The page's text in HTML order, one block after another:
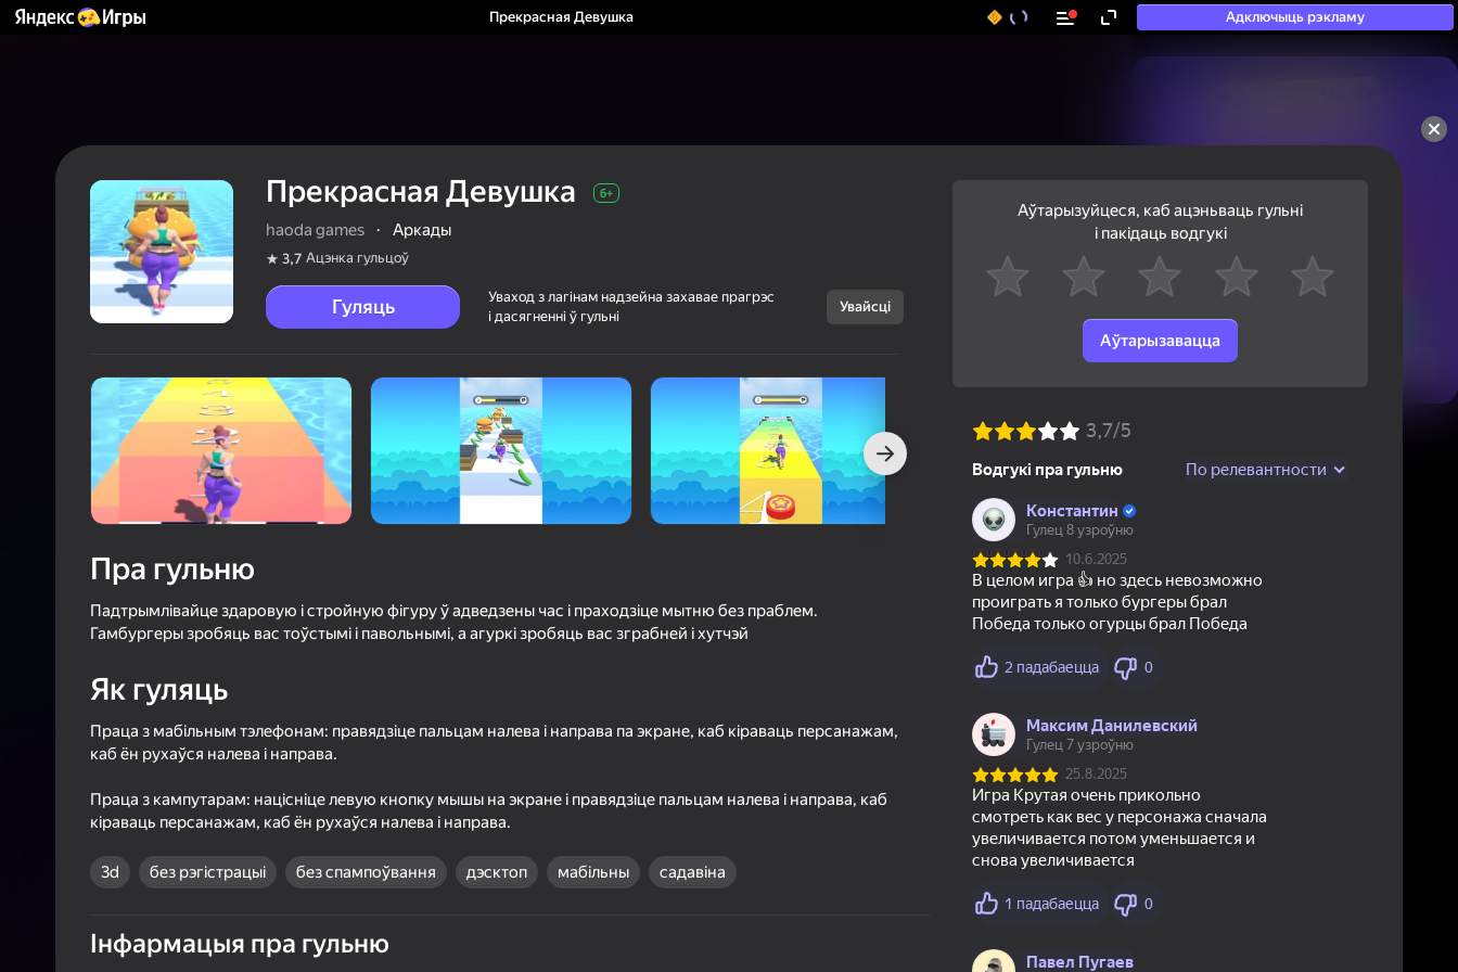
Прекрасная Девушка Адключыць рэкламу
50+ тап-гульняў, у якія
гуляюць нават тыя, хто
Прекрасная
Девушка
6+
haoda games
Аркады
3,7 Ацэнка гульцоў
Гуляць
Больш падрабязна аб гульні
Прекрасная Девушка 6+
haoda games · Аркады
3,7 Ацэнка гульцоў
Гуляць
Уваход з лагінам надзейна захавае прагрэс
і дасягненні ў гульні
Увайсці
Пра гульню
Падтрымлівайце здаровую і стройную фігуру ў адведзены час і праходзіце мытню без праблем.
Гамбургеры зробяць вас тоўстымі і павольнымі, а агуркі зробяць вас зграбней і хутчэй
Як гуляць
Праца з мабільным тэлефонам: правядзіце пальцам налева і направа па экране, каб кіраваць персанажам,
каб ён рухаўся налева і направа.
Праца з кампутарам: націсніце левую кнопку мышы на экране і правядзіце пальцам налева і направа, каб
кіраваць персанажам, каб ён рухаўся налева і направа.
3d без рэгістрацыі без спампоўвання дэсктоп мабільны садавіна
Інфармацыя пра гульню
Аўтарызуйцеся, каб ацэньваць гульні
і пакідаць водгукі
Аўтарызавацца